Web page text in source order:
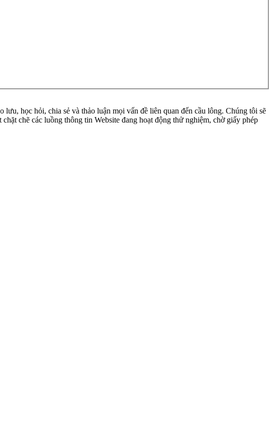
học hỏi, chia sẻ và thảo luận mọi vấn đề liên quan đến cầu lông. Chúng tôi sẽ
chẽ các luồng thông tin Website đang hoạt động thử nghiệm, chờ giấy phép